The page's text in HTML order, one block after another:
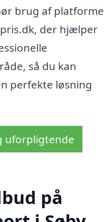
brug af platforme
der hjælper
så du kan
perfekte løsning
uforpligtende
på